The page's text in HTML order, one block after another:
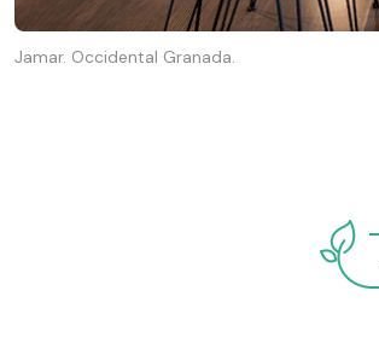
Jamar. Occidental Granada.